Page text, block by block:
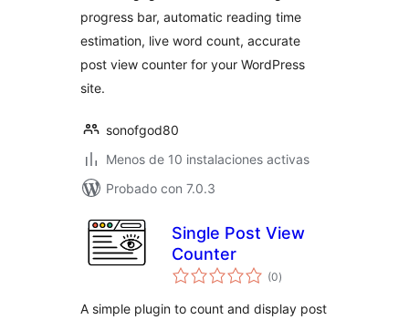
progress bar, automatic reading time
estimation, live word count, accurate
post view counter for your WordPress
site.
sonofgod80
Menos de 10 instalaciones activas
Probado con 7.0.3
Single Post View
Counter
(0total
de
)
A simple plugin to count and display post